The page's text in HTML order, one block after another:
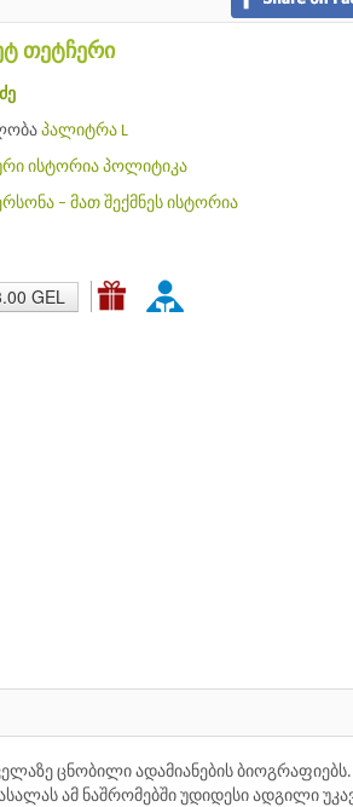
თეტჩერი
პალიტრა L
ისტორია პოლიტიკა
– მათ შექმნეს ისტორია
GEL
ცნობილი ადამიანების ბიოგრაფიებს.
ამ ნაშრომებში უდიდესი ადგილი